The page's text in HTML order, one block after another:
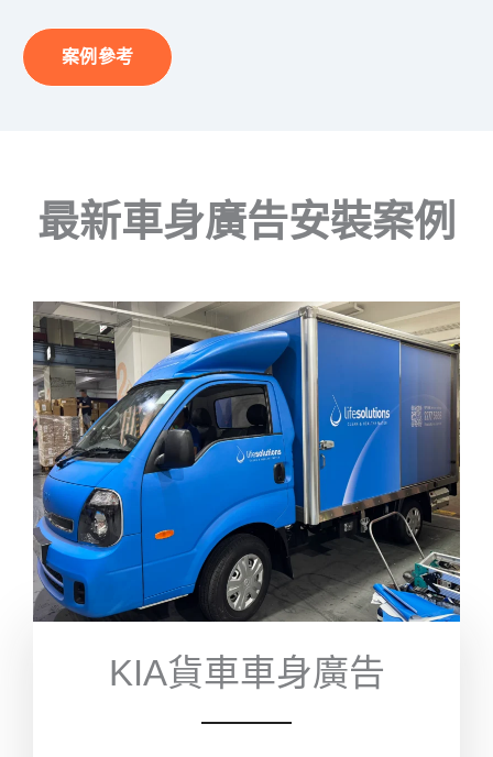
案例參考
最新車身廣告安裝案例
KIA貨車車身廣告